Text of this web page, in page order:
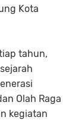
Kota
tahun,
Olah Raga
kegiatan